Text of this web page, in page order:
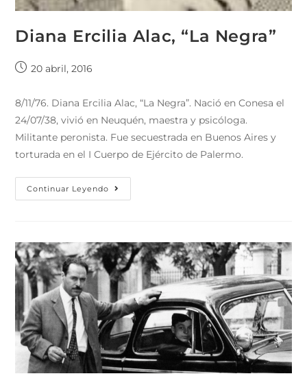
Diana Ercilia Alac, “La Negra”
20 abril, 2016
8/11/76. Diana Ercilia Alac, “La Negra”. Nació en Conesa el
24/07/38, vivió en Neuquén, maestra y psicóloga.
Militante peronista. Fue secuestrada en Buenos Aires y
torturada en el I Cuerpo de Ejército de Palermo.
Continuar Leyendo